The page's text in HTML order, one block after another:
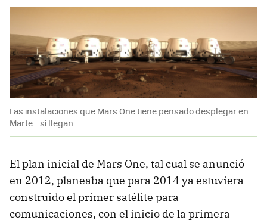
Las instalaciones que Mars One tiene pensado desplegar en
Marte... si llegan
El plan inicial de Mars One, tal cual se anunció
en 2012, planeaba que para 2014 ya estuviera
construido el primer satélite para
comunicaciones, con el inicio de la primera